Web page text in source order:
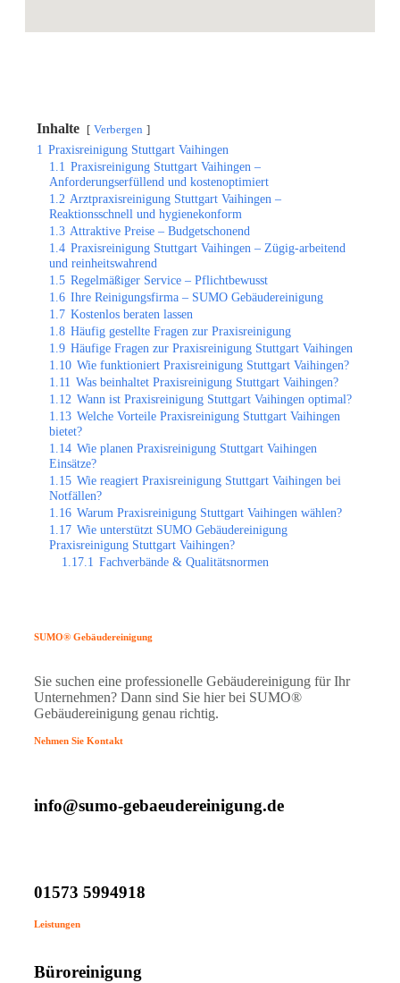
Inhalte Verbergen
1 Praxisreinigung Stuttgart Vaihingen
1.1 Praxisreinigung Stuttgart Vaihingen –
Anforderungserfüllend und kostenoptimiert
1.2 Arztpraxisreinigung Stuttgart Vaihingen –
Reaktionsschnell und hygienekonform
1.3 Attraktive Preise – Budgetschonend
1.4 Praxisreinigung Stuttgart Vaihingen – Zügig-arbeitend
und reinheitswahrend
1.5 Regelmäßiger Service – Pflichtbewusst
1.6 Ihre Reinigungsfirma – SUMO Gebäudereinigung
1.7 Kostenlos beraten lassen
1.8 Häufig gestellte Fragen zur Praxisreinigung
1.9 Häufige Fragen zur Praxisreinigung Stuttgart Vaihingen
1.10 Wie funktioniert Praxisreinigung Stuttgart Vaihingen?
1.11 Was beinhaltet Praxisreinigung Stuttgart Vaihingen?
1.12 Wann ist Praxisreinigung Stuttgart Vaihingen optimal?
1.13 Welche Vorteile Praxisreinigung Stuttgart Vaihingen
bietet?
1.14 Wie planen Praxisreinigung Stuttgart Vaihingen
Einsätze?
1.15 Wie reagiert Praxisreinigung Stuttgart Vaihingen bei
Notfällen?
1.16 Warum Praxisreinigung Stuttgart Vaihingen wählen?
1.17 Wie unterstützt SUMO Gebäudereinigung
Praxisreinigung Stuttgart Vaihingen?
1.17.1 Fachverbände & Qualitätsnormen
SUMO® Gebäudereinigung
Sie suchen eine professionelle Gebäudereinigung für Ihr
Unternehmen? Dann sind Sie hier bei SUMO®
Gebäudereinigung genau richtig.
Nehmen Sie Kontakt
info@sumo-gebaeudereinigung.de
01573 5994918
Leistungen
Büroreinigung